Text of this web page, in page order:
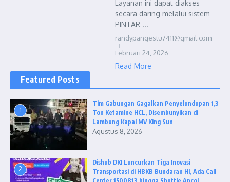
Layanan ini dapat diakses
secara daring melalui sistem
PINTAR ...
randypangestu7411@gmail.com
Februari 24, 2026
Read More
Featured Posts
1
Tim Gabungan Gagalkan Penyelundupan 1,3
Ton Ketamine HCL, Disembunyikan di
Lambung Kapal MV King Sun
Agustus 8, 2026
2
Dishub DKI Luncurkan Tiga Inovasi
Transportasi di HBKB Bundaran HI, Ada Call